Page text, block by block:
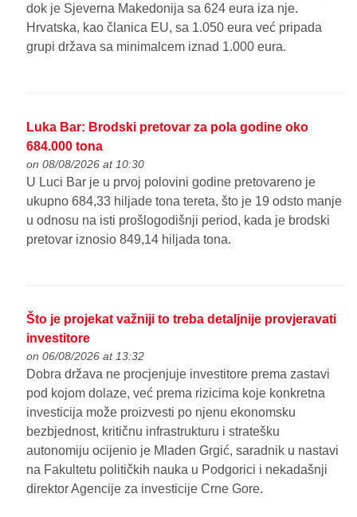
dok je Sjeverna Makedonija sa 624 eura iza nje.
Hrvatska, kao članica EU, sa 1.050 eura već pripada
grupi država sa minimalcem iznad 1.000 eura.
Luka Bar: Brodski pretovar za pola godine oko
684.000 tona
on 08/08/2026 at 10:30
U Luci Bar je u prvoj polovini godine pretovareno je
ukupno 684,33 hiljade tona tereta, što je 19 odsto manje
u odnosu na isti prošlogodišnji period, kada je brodski
pretovar iznosio 849,14 hiljada tona.
Što je projekat važniji to treba detaljnije provjeravati
investitore
on 06/08/2026 at 13:32
Dobra država ne procjenjuje investitore prema zastavi
pod kojom dolaze, već prema rizicima koje konkretna
investicija može proizvesti po njenu ekonomsku
bezbjednost, kritičnu infrastrukturu i stratešku
autonomiju ocijenio je Mladen Grgić, saradnik u nastavi
na Fakultetu političkih nauka u Podgorici i nekadašnji
direktor Agencije za investicije Crne Gore.